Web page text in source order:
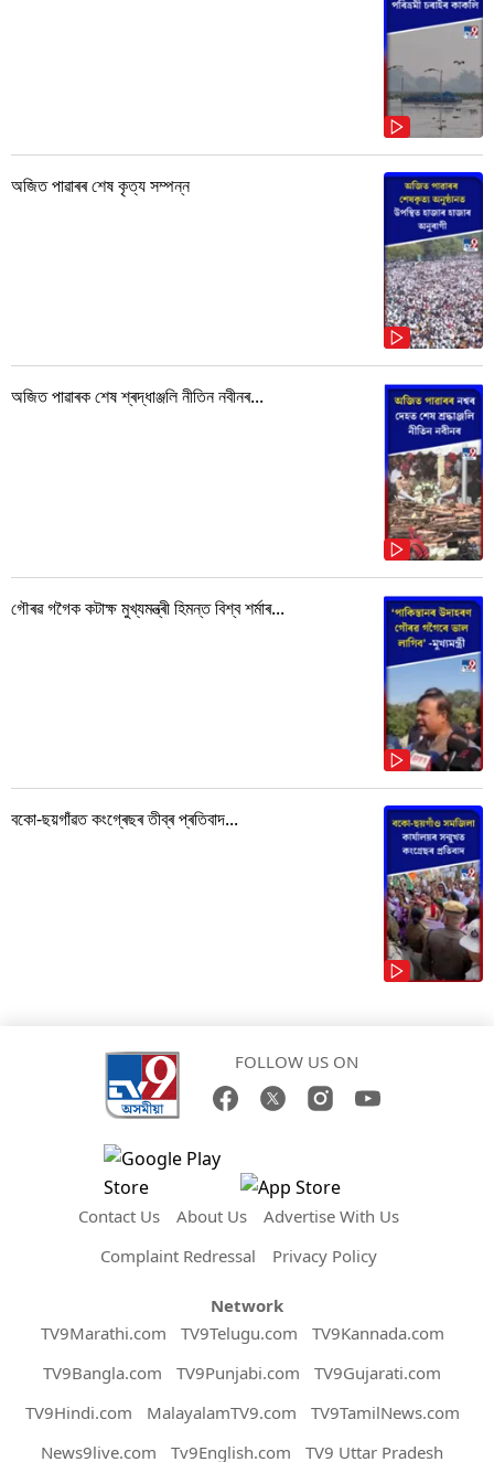
অজিত পাৱাৰৰ শেষ কৃত্য সম্পন্ন
অজিত পাৱাৰক শেষ শ্ৰদ্ধাঞ্জলি নীতিন নবীনৰ...
গৌৰৱ গগৈক কটাক্ষ মুখ্যমন্ত্ৰী হিমন্ত বিশ্ব শৰ্মাৰ...
বকো-ছয়গাঁৱত কংগ্ৰেছৰ তীব্ৰ প্ৰতিবাদ...
FOLLOW US ON
Contact Us About Us
Advertise With Us
Complaint Redressal
Privacy Policy
Network
TV9Marathi.com
TV9Telugu.com
TV9Kannada.com
TV9Bangla.com
TV9Punjabi.com
TV9Gujarati.com
TV9Hindi.com
MalayalamTV9.com
TV9TamilNews.com
News9live.com
Tv9English.com TV9 Uttar Pradesh